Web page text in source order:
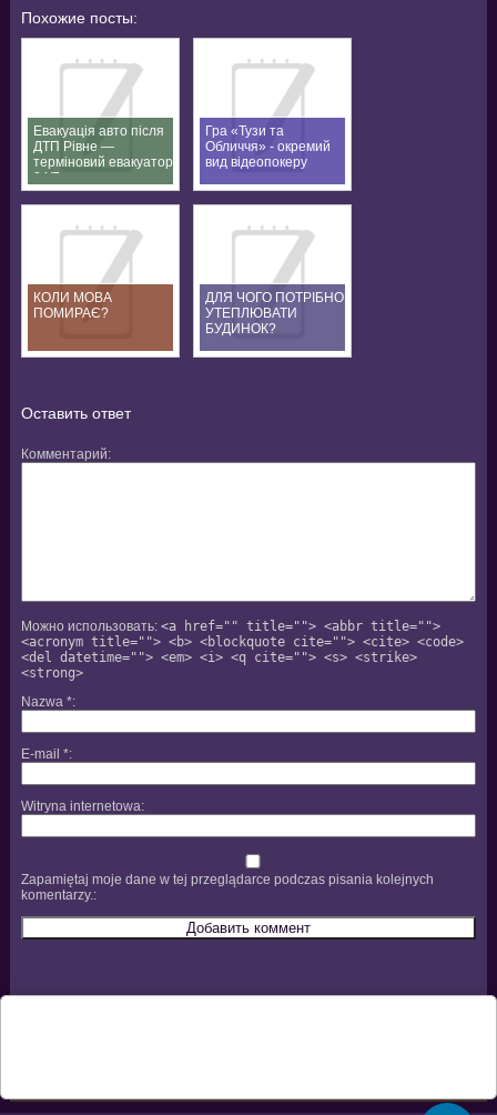
Похожие посты:
Евакуація авто після
ДТП Рівне —
терміновий евакуатор
24/7
Гра «Тузи та
Обличчя» - окремий
вид відеопокеру
КОЛИ МОВА
ПОМИРАЄ?
ДЛЯ ЧОГО ПОТРІБНО
УТЕПЛЮВАТИ
БУДИНОК?
Оставить ответ
Комментарий
Можно использовать: <a href="" title=""> <abbr title="">
<acronym title=""> <b> <blockquote cite=""> <cite> <code>
<del datetime=""> <em> <i> <q cite=""> <s> <strike>
<strong>
Nazwa *
E-mail *
Witryna internetowa
Zapamiętaj moje dane w tej przeglądarce podczas pisania kolejnych
komentarzy.